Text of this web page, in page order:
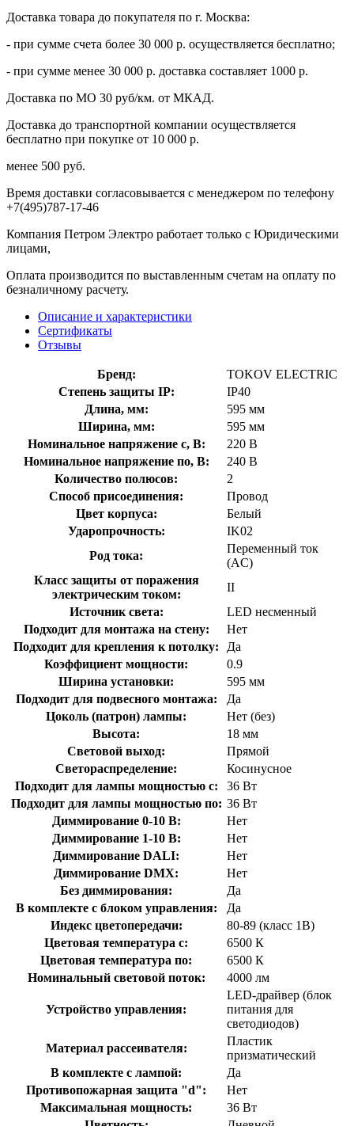
Доставка товара до покупателя по г. Москва:
- при сумме счета более 30 000 р. осуществляется бесплатно;
- при сумме менее 30 000 р. доставка составляет 1000 р.
Доставка по МО 30 руб/км. от МКАД.
Доставка до транспортной компании осуществляется
бесплатно при покупке от 10 000 р.
менее 500 руб.
Время доставки согласовывается с менеджером по телефону
+7(495)787-17-46
Компания Петром Электро работает только с Юридическими
лицами,
Оплата производится по выставленным счетам на оплату по
безналичному расчету.
Описание и характеристики
Сертификаты
Отзывы
Бренд:
TOKOV ELECTRIC
Степень защиты IP:
IP40
Длина, мм:
595 мм
Ширина, мм:
595 мм
Номинальное напряжение с, В:
220 В
Номинальное напряжение по, В:
240 В
Количество полюсов:
2
Способ присоединения:
Провод
Цвет корпуса:
Белый
Ударопрочность:
IK02
Род тока:
Переменный ток
(AC)
Класс защиты от поражения
электрическим током:
II
Источник света:
LED несменный
Подходит для монтажа на стену:
Нет
Подходит для крепления к потолку:
Да
Коэффициент мощности:
0.9
Ширина установки:
595 мм
Подходит для подвесного монтажа:
Да
Цоколь (патрон) лампы:
Нет (без)
Высота:
18 мм
Световой выход:
Прямой
Светораспределение:
Косинусное
Подходит для лампы мощностью с:
36 Вт
Подходит для лампы мощностью по: 36 Вт
Диммирование 0-10 В:
Нет
Диммирование 1-10 В:
Нет
Диммирование DALI:
Нет
Диммирование DMX:
Нет
Без диммирования:
Да
В комплекте с блоком управления:
Да
Индекс цветопередачи:
80-89 (класс 1В)
Цветовая температура с:
6500 К
Цветовая температура по:
6500 К
Номинальный световой поток:
4000 лм
Устройство управления:
LED-драйвер (блок
питания для
светодиодов)
Материал рассеивателя:
Пластик
призматический
В комплекте с лампой:
Да
Противопожарная защита "d":
Нет
Максимальная мощность:
36 Вт